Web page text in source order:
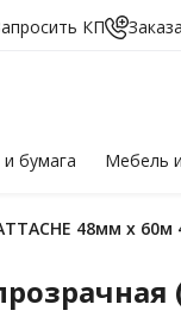
КП
и бумага Мебель
48мм х